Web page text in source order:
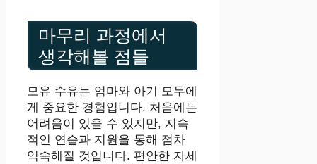
마무리 과정에서
생각해볼 점들
모유 수유는 엄마와 아기 모두에
게 중요한 경험입니다. 처음에는
어려움이 있을 수 있지만, 지속
적인 연습과 지원을 통해 점차
익숙해질 것입니다. 편안한 자세